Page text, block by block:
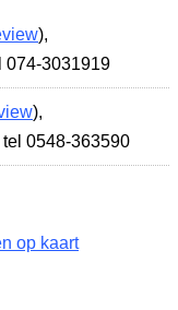
),
074-3031919
),
tel 0548-363590
op kaart